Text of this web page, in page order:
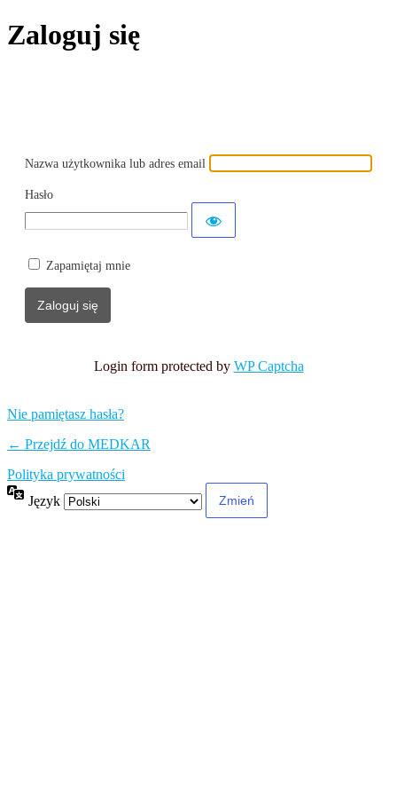
Zaloguj się
Nazwa użytkownika lub adres email
Hasło
Zapamiętaj mnie
Login form protected by WP Captcha
Nie pamiętasz hasła?
← Przejdź do MEDKAR
Polityka prywatności
Język